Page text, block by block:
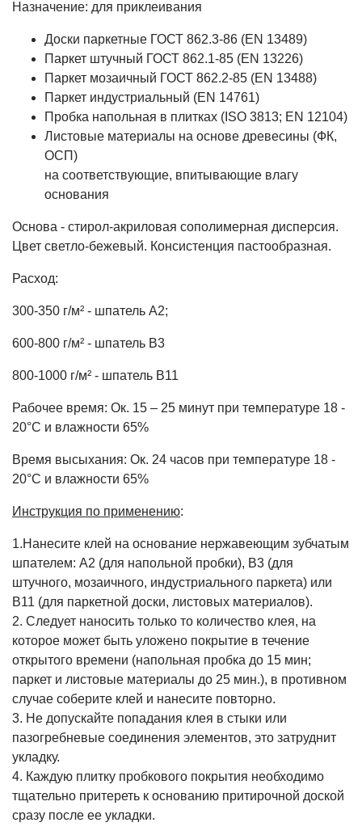
Назначение: для приклеивания
Доски паркетные ГОСТ 862.3-86 (EN 13489)
Паркет штучный ГОСТ 862.1-85 (EN 13226)
Паркет мозаичный ГОСТ 862.2-85 (EN 13488)
Паркет индустриальный (EN 14761)
Пробка напольная в плитках (ISO 3813; EN 12104)
Листовые материалы на основе древесины (ФК,
ОСП)
на соответствующие, впитывающие влагу
основания
Основа - стирол-акриловая сополимерная дисперсия.
Цвет светло-бежевый. Консистенция пастообразная.
Расход:
300-350 г/м² - шпатель А2;
600-800 г/м² - шпатель В3
800-1000 г/м² - шпатель В11
Рабочее время: Ок. 15 – 25 минут при температуре 18 -
20°C и влажности 65%
Время высыхания: Ок. 24 часов при температуре 18 -
20°C и влажности 65%
Инструкция по применению:
1.Нанесите клей на основание нержавеющим зубчатым
шпателем: А2 (для напольной пробки), В3 (для
штучного, мозаичного, индустриального паркета) или
В11 (для паркетной доски, листовых материалов).
2. Следует наносить только то количество клея, на
которое может быть уложено покрытие в течение
открытого времени (напольная пробка до 15 мин;
паркет и листовые материалы до 25 мин.), в противном
случае соберите клей и нанесите повторно.
3. Не допускайте попадания клея в стыки или
пазогребневые соединения элементов, это затруднит
укладку.
4. Каждую плитку пробкового покрытия необходимо
тщательно притереть к основанию притирочной доской
сразу после ее укладки.